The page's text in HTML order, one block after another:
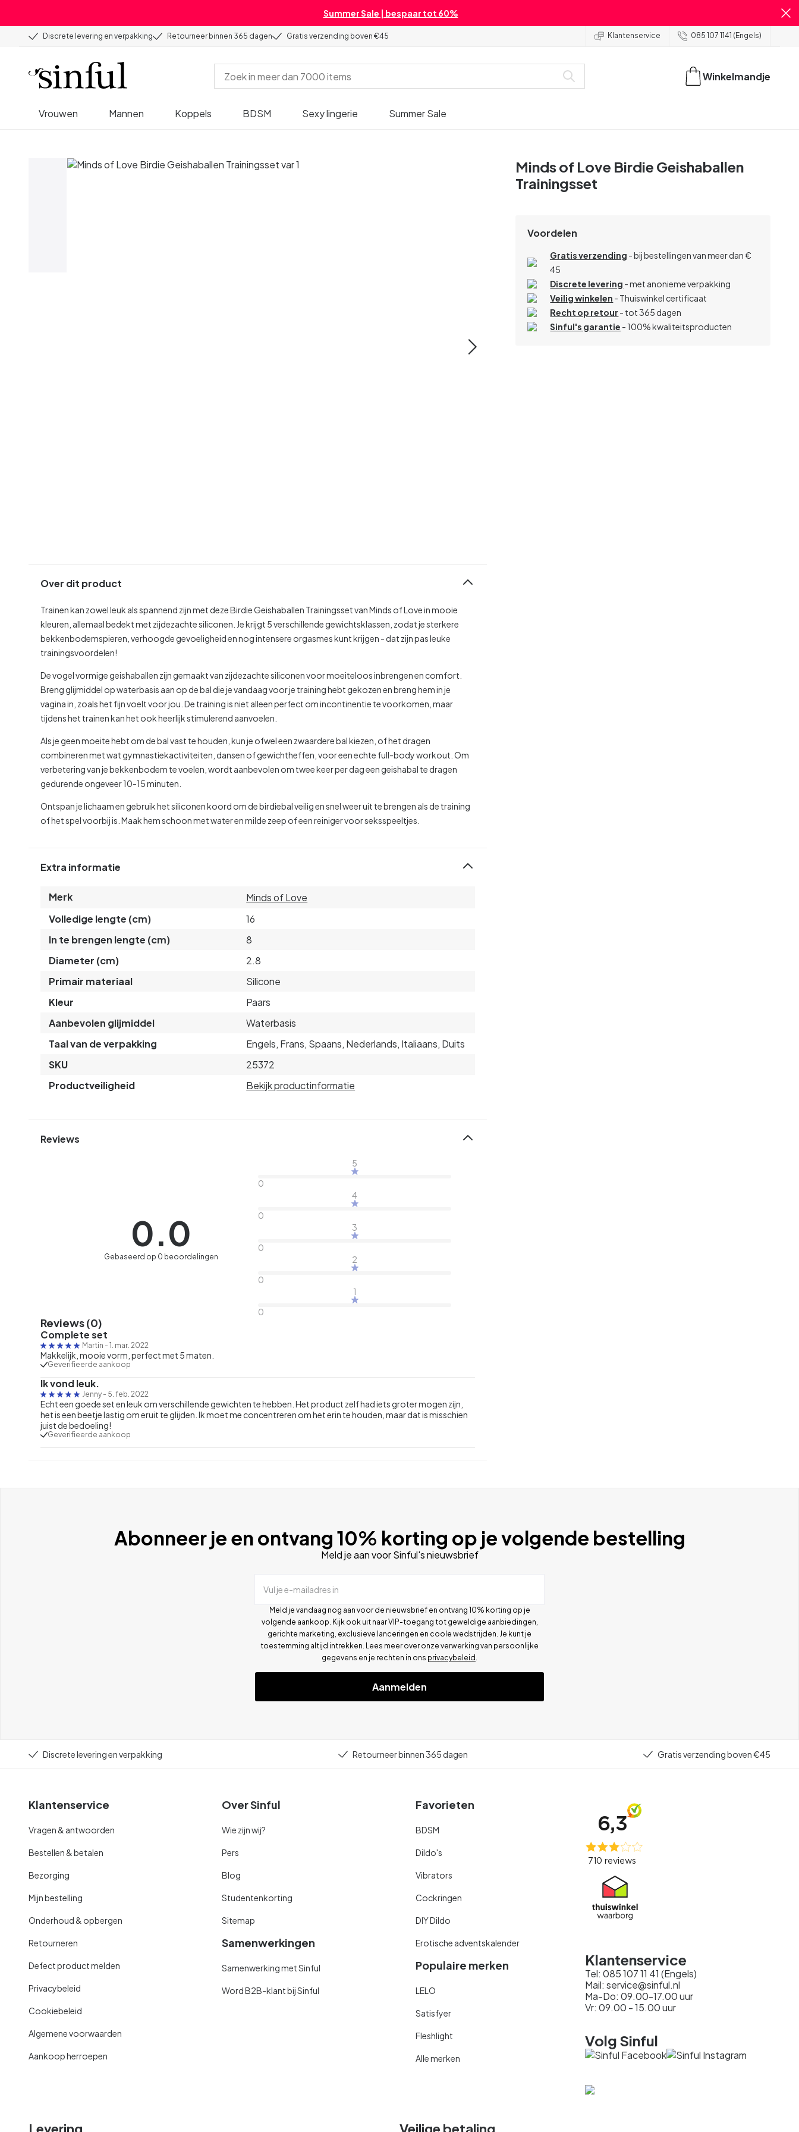
Summer Sale | bespaar tot 60%
Discrete levering en verpakking Retourneer binnen 365 dagen Gratis verzending boven €45 Klantenservice 085 107 1141 (Engels)
Vrouwen Mannen Koppels BDSM Sexy lingerie Summer Sale
Winkelmandje
Minds of Love Birdie Geishaballen
Trainingsset
Voordelen
Gratis verzending - bij bestellingen van meer dan €
45
Discrete levering - met anonieme verpakking
Veilig winkelen - Thuiswinkel certificaat
Recht op retour - tot 365 dagen
Sinful's garantie - 100% kwaliteitsproducten
Over dit product
Trainen kan zowel leuk als spannend zijn met deze Birdie Geishaballen Trainingsset van Minds of Love in mooie
kleuren, allemaal bedekt met zijdezachte siliconen. Je krijgt 5 verschillende gewichtsklassen, zodat je sterkere
bekkenbodemspieren, verhoogde gevoeligheid en nog intensere orgasmes kunt krijgen - dat zijn pas leuke
trainingsvoordelen!
De vogel vormige geishaballen zijn gemaakt van zijdezachte siliconen voor moeiteloos inbrengen en comfort.
Breng glijmiddel op waterbasis aan op de bal die je vandaag voor je training hebt gekozen en breng hem in je
vagina in, zoals het fijn voelt voor jou. De training is niet alleen perfect om incontinentie te voorkomen, maar
tijdens het trainen kan het ook heerlijk stimulerend aanvoelen.
Als je geen moeite hebt om de bal vast te houden, kun je ofwel een zwaardere bal kiezen, of het dragen
combineren met wat gymnastiekactiviteiten, dansen of gewichtheffen, voor een echte full-body workout. Om
verbetering van je bekkenbodem te voelen, wordt aanbevolen om twee keer per dag een geishabal te dragen
gedurende ongeveer 10-15 minuten.
Ontspan je lichaam en gebruik het siliconen koord om de birdiebal veilig en snel weer uit te brengen als de training
of het spel voorbij is. Maak hem schoon met water en milde zeep of een reiniger voor seksspeeltjes.
Extra informatie
Merk
Minds of Love
Volledige lengte (cm)
16
In te brengen lengte (cm)
8
Diameter (cm)
2.8
Primair materiaal
Silicone
Kleur
Paars
Aanbevolen glijmiddel
Waterbasis
Taal van de verpakking
Engels, Frans, Spaans, Nederlands, Italiaans, Duits
SKU
25372
Productveiligheid
Bekijk productinformatie
Reviews
0.0
Gebaseerd op 0 beoordelingen
5
0
4
0
3
0
2
0
1
0
Reviews (0)
Complete set
Martin - 1. mar. 2022
Makkelijk, mooie vorm, perfect met 5 maten.
Geverifieerde aankoop
Ik vond leuk.
Jenny - 5. feb. 2022
Echt een goede set en leuk om verschillende gewichten te hebben. Het product zelf had iets groter mogen zijn,
het is een beetje lastig om eruit te glijden. Ik moet me concentreren om het erin te houden, maar dat is misschien
juist de bedoeling!
Geverifieerde aankoop
Abonneer je en ontvang 10% korting op je volgende bestelling
Meld je aan voor Sinful's nieuwsbrief
Vul je e-mailadres in
Meld je vandaag nog aan voor de nieuwsbrief en ontvang 10% korting op je
volgende aankoop. Kijk ook uit naar VIP-toegang tot geweldige aanbiedingen,
gerichte marketing, exclusieve lanceringen en coole wedstrijden. Je kunt je
toestemming altijd intrekken. Lees meer over onze verwerking van persoonlijke
gegevens en je rechten in ons privacybeleid
Aanmelden
Discrete levering en verpakking Retourneer binnen 365 dagen Gratis verzending boven €45
Klantenservice
Vragen & antwoorden
Bestellen & betalen
Bezorging
Mijn bestelling
Onderhoud & opbergen
Retourneren
Defect product melden
Privacybeleid
Cookiebeleid
Algemene voorwaarden
Aankoop herroepen
Over Sinful
Wie zijn wij?
Pers
Blog
Studentenkorting
Sitemap
Samenwerkingen
Samenwerking met Sinful
Word B2B-klant bij Sinful
Favorieten
BDSM
Dildo's
Vibrators
Cockringen
DIY Dildo
Erotische adventskalender
Populaire merken
LELO
Satisfyer
Fleshlight
Alle merken
Klantenservice
Tel: 085 107 11 41 (Engels)
Mail: service@sinful.nl
Ma-Do: 09.00-17.00 uur
Vr: 09.00 - 15.00 uur
Volg Sinful
Levering Veilige betaling